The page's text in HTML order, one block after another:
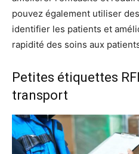
pouvez également utiliser
identifier les patients et
rapidité des soins aux
Petites étiquettes
transport